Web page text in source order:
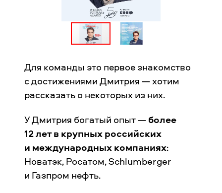
Для команды это первое знакомство
с достижениями Дмитрия — хотим
рассказать о некоторых из них.
У Дмитрия богатый опыт —более
12 лет в крупных российских
и международных компаниях:
Новатэк, Росатом, Schlumberger
и Газпром нефть.